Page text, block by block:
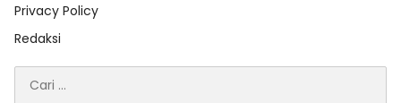
Privacy Policy
Redaksi
untuk: